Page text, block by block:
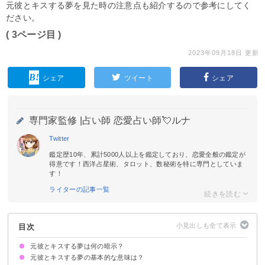
元彼とキスする夢を見た時の注意点も紹介するので参考にしてく
ださい。
( 3ページ目 )
2023年09月18日 更新
シェア ツイート シェア
専門家監修 | 占い師 恋愛占い師💘ルナ
Twitter
鑑定歴10年、累計5000人以上を鑑定しており、恋愛全般の鑑定が
得意です！西洋占星術、タロット、数秘術を特に専門としていま
す！
ライターの記事一覧
目次
元彼とキスする夢は何の暗示？
元彼とキスする夢の基本的な意味は？